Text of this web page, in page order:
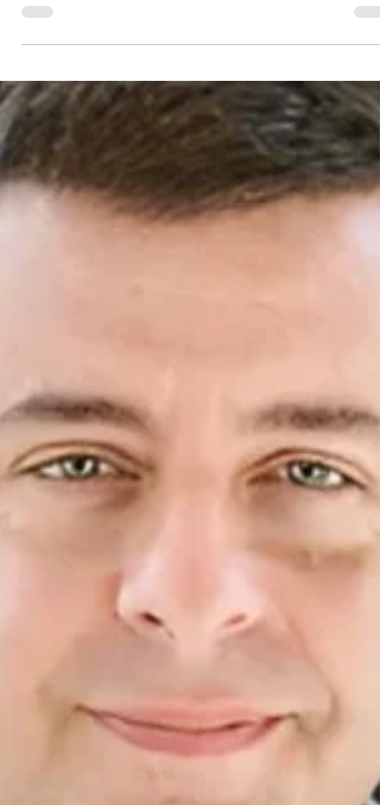
En un reciente encuentro en Madrid, Jorge
Freire, uno de los pensadores más incisivos
el...